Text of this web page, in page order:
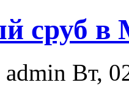
сруб в
admin Вт,